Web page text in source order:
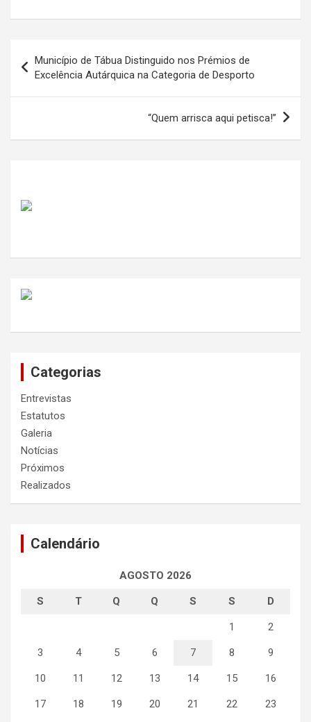
de
artigos
Município de Tábua Distinguido nos Prémios de
Excelência Autárquica na Categoria de Desporto
“Quem arrisca aqui petisca!”
Categorias
Entrevistas
Estatutos
Galeria
Notícias
Próximos
Realizados
Calendário
AGOSTO 2026
S T Q Q S S D
1 2
3 4 5 6 7 8 9
10 11 12 13 14 15 16
17 18 19 20 21 22 23